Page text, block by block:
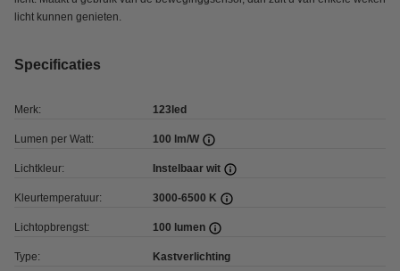
licht kunnen genieten.
Specificaties
Merk: 123led
Lumen per Watt: 100 lm/W
Lichtkleur: Instelbaar wit
Kleurtemperatuur: 3000-6500 K
Lichtopbrengst: 100 lumen
Type: Kastverlichting